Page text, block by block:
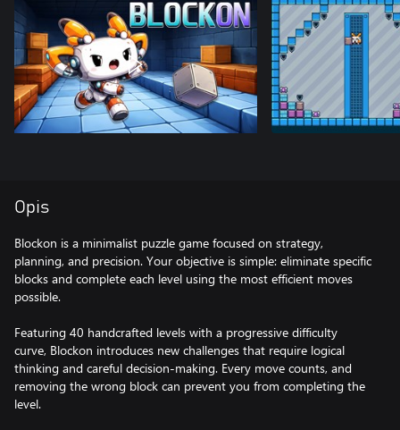
Opis
Blockon is a minimalist puzzle game focused on strategy,
planning, and precision. Your objective is simple: eliminate specific
blocks and complete each level using the most efficient moves
possible.
Featuring 40 handcrafted levels with a progressive difficulty
curve, Blockon introduces new challenges that require logical
thinking and careful decision-making. Every move counts, and
removing the wrong block can prevent you from completing the
level.